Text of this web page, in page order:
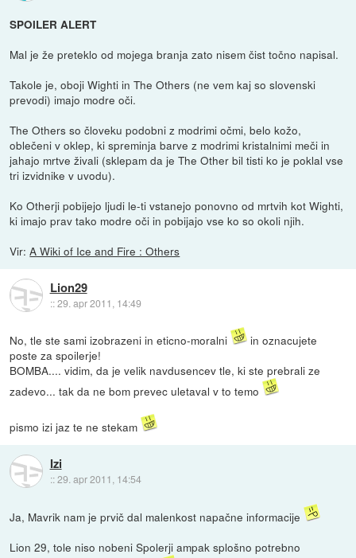
SPOILER ALERT
Mal je že preteklo od mojega branja zato nisem čist točno napisal.
Takole je, oboji Wighti in The Others (ne vem kaj so slovenski
prevodi) imajo modre oči.
The Others so človeku podobni z modrimi očmi, belo kožo,
oblečeni v oklep, ki spreminja barve z modrimi kristalnimi meči in
jahajo mrtve živali (sklepam da je The Other bil tisti ko je poklal vse
tri izvidnike v uvodu).
Ko Otherji pobijejo ljudi le-ti vstanejo ponovno od mrtvih kot Wighti,
ki imajo prav tako modre oči in pobijajo vse ko so okoli njih.
Vir:A Wiki of Ice and Fire : Others
Lion29
::29. apr 2011, 14:49
No, tle ste sami izobrazeni in eticno-moralni
in oznacujete
poste za spoilerje!
BOMBA.... vidim, da je velik navdusencev tle, ki ste prebrali ze
zadevo... tak da ne bom prevec uletaval v to temo
pismo izi jaz te ne stekam
Izi
::29. apr 2011, 14:54
Ja, Mavrik nam je prvič dal malenkost napačne informacije
Lion 29, tole niso nobeni Spolerji ampak splošno potrebno